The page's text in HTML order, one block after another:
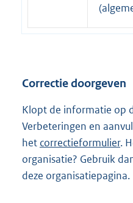
x
t
e
l
i
n
k
:
Correctie doorgeven
Klopt de informatie op
Verbeteringen en
het correctieformulier.
organisatie? Gebruik
deze organisatiepagina.